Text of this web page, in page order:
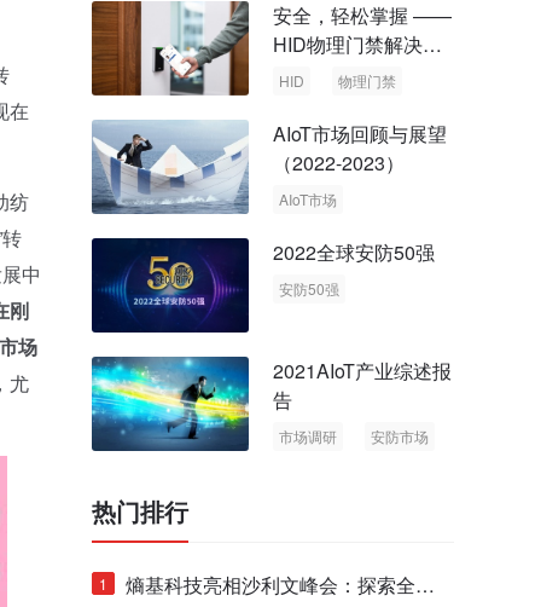
在
纺
中
刚
场
尤
安全，轻松掌握 ——
HID物理门禁解决方
案，启动智慧安全新
HID 物理门禁
AIoT市场回顾与展望
（2022-2023）
AIoT市场
2022全球安防50强
安防50强
2021AIoT产业综述报
告
市场调研
安防市场
热门排行
1
熵基科技亮相沙利文峰会：探索全栈